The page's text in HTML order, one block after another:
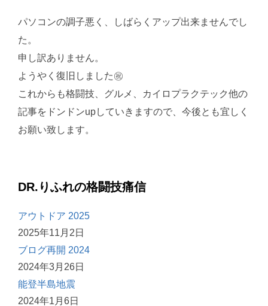
パソコンの調子悪く、しばらくアップ出来ませんでし
た。
申し訳ありません。
ようやく復旧しました㊗
これからも格闘技、グルメ、カイロプラクテック他の
記事をドンドンupしていきますので、今後とも宜しく
お願い致します。
DR.りふれの格闘技痛信
アウトドア 2025
2025年11月2日
ブログ再開 2024
2024年3月26日
能登半島地震
2024年1月6日